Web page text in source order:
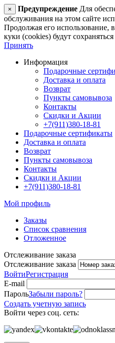
× Предупреждение Для
обслуживания на этом сайте
Продолжая его использование,
куки (cookies) будут
Принять
Информация
Подарочные
Доставка и оплата
Возврат
Пункты самовывоза
Контакты
Скидки и Акции
+7(911)380-18-81
Подарочные сертификаты
Доставка и оплата
Возврат
Пункты самовывоза
Контакты
Скидки и Акции
+7(911)380-18-81
Мой профиль
Заказы
Список сравнения
Отложенное
Отслеживание заказа
Отслеживание заказа
ВойтиРегистрация
E-mail
ПарольЗабыли пароль?
Создать учетную запись
Войти через соц. сеть: